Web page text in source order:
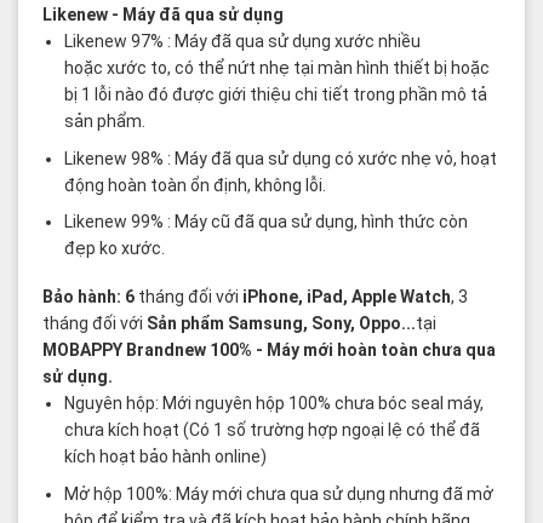
Likenew- Máy đã qua sử dụng
Likenew 97% : Máy đã qua sử dụng xước nhiều
hoặc xước to, có thể nứt nhẹ tại màn hình thiết bị hoặc
bị 1 lỗi nào đó được giới thiệu chi tiết trong phần mô tả
sản phẩm.
Likenew 98% : Máy đã qua sử dụng có xước nhẹ vỏ, hoạt
động hoàn toàn ổn định, không lỗi.
Likenew 99% : Máy cũ đã qua sử dụng, hình thức còn
đẹp ko xước.
Bảo hành: 6 tháng đối với iPhone, iPad, Apple Watch, 3
tháng đối với Sản phẩm Samsung, Sony, Oppo...tại
MOBAPPY Brandnew 100% - Máy mới hoàn toàn chưa qua
sử dụng.
Nguyên hộp: Mới nguyên hộp 100% chưa bóc seal máy,
chưa kích hoạt (Có 1 số trường hợp ngoại lệ có thể đã
kích hoạt bảo hành online)
Mở hộp 100%: Máy mới chưa qua sử dụng nhưng đã mở